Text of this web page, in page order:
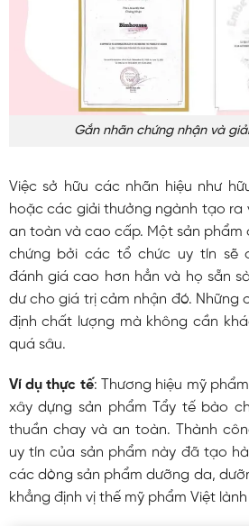
Gắn nhãn chứng nhận và
Việc sở hữu các nhãn hiệu như
hoặc các giải thưởng ngành tạo ra
an toàn và cao cấp. Một sản phẩm
chứng bởi các tổ chức uy tín sẽ
đánh giá cao hơn hẳn và họ sẵn
dư cho giá trị cảm nhận đó. Những
định chất lượng mà không cần
quá sâu.
Ví dụ thực tế: Thương hiệu mỹ
xây dựng sản phẩm Tẩy tế bào
thuần chay và an toàn. Thành
uy tín của sản phẩm này đã tạo
các dòng sản phẩm dưỡng da,
khẳng định vị thế mỹ phẩm Việt